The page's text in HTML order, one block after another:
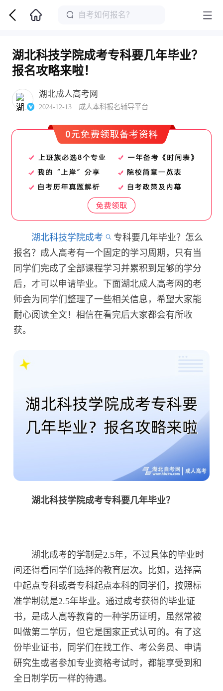
湖北科技学院成考专科要几年毕业？
报名攻略来啦！
湖北成人高考网
2024-12-13 成人本科报名辅导平台
湖北科技学院成考
专科要几年毕业？怎么
报名？成人高考有一个固定的学习周期，只有当
同学们完成了全部课程学习并累积到足够的学分
后，才可以申请毕业。下面湖北成人高考网的老
师会为同学们整理了一些相关信息，希望大家能
耐心阅读全文！相信在看完后大家都会有所收
获。
湖北科技学院成考专科要几年毕业？
湖北成考的学制是2.5年，不过具体的毕业时
间还得看同学们选择的教育层次。比如，选择高
中起点专科或者专科起点本科的同学们，按照标
准学制就是2.5年毕业。通过成考获得的毕业证
书，是成人高等教育的一种学历证明，虽然常被
叫做第二学历，但它是国家正式认可的。有了这
份毕业证书，同学们在找工作、考公务员、申请
研究生或者参加专业资格考试时，都能享受到和
全日制学历一样的待遇。